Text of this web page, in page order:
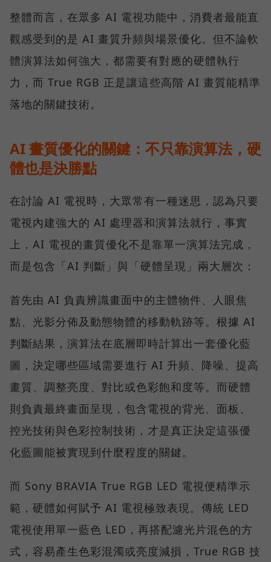
整體而言，在眾多 AI 電視功能中，消費者最能直
觀感受到的是 AI 畫質升頻與場景優化。但不論軟
體演算法如何強大，都需要有對應的硬體執行
力，而 True RGB 正是讓這些高階 AI 畫質能精準
落地的關鍵技術。
AI 畫質優化的關鍵：不只靠演算法，硬
體也是決勝點
在討論 AI 電視時，大眾常有一種迷思，認為只要
電視內建強大的 AI 處理器和演算法就行，事實
上，AI 電視的畫質優化不是靠單一演算法完成，
而是包含「AI 判斷」與「硬體呈現」兩大層次：
首先由 AI 負責辨識畫面中的主體物件、人眼焦
點、光影分佈及動態物體的移動軌跡等。根據 AI
判斷結果，演算法在底層即時計算出一套優化藍
圖，決定哪些區域需要進行 AI 升頻、降噪、提高
畫質、調整亮度、對比或色彩飽和度等。而硬體
則負責最終畫面呈現，包含電視的背光、面板、
控光技術與色彩控制技術，才是真正決定這張優
化藍圖能被實現到什麼程度的關鍵。
而 Sony BRAVIA True RGB LED 電視便精準示
範，硬體如何賦予 AI 電視極致表現。傳統 LED
電視使用單一藍色 LED，再搭配濾光片混色的方
式，容易產生色彩混濁或亮度減損，True RGB 技